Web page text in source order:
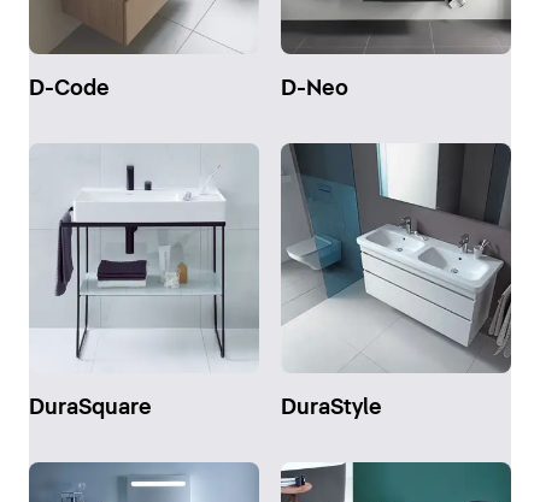
D-Code D-Neo
DuraSquare DuraStyle